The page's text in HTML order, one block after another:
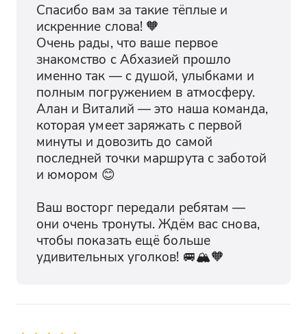
Спасибо вам за такие тёплые и
искренние слова! 🧡
Очень рады, что ваше первое
знакомство с Абхазией прошло
именно так — с душой, улыбками и
полным погружением в атмосферу.
Алан и Виталий — это наша команда,
которая умеет заряжать с первой
минуты и довозить до самой
последней точки маршрута с заботой
и юмором 😊
Ваш восторг передали ребятам —
они очень тронуты. Ждём вас снова,
чтобы показать ещё больше
удивительных уголков! 🚐🏔️🧡